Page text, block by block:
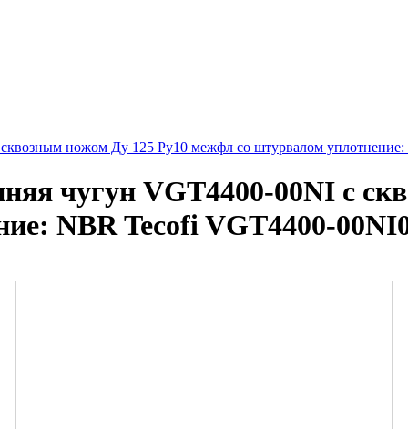
ножом Ду 125 Ру10 межфл со штурвалом
чугун VGT4400-00NI с
NBR Tecofi VGT4400-